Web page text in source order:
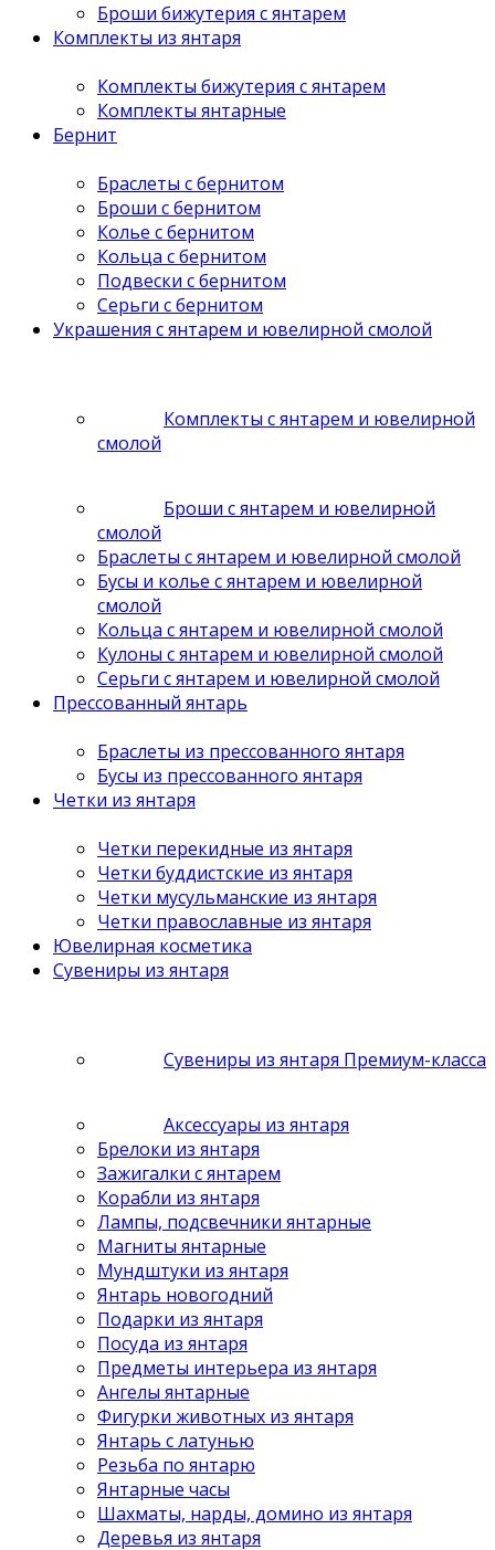
Броши бижутерия с янтарем
Комплекты из янтаря
Комплекты бижутерия с янтарем
Комплекты янтарные
Бернит
Браслеты с бернитом
Броши с бернитом
Колье с бернитом
Кольца с бернитом
Подвески с бернитом
Серьги с бернитом
Украшения с янтарем и ювелирной смолой
Комплекты с янтарем и ювелирной
смолой
Броши с янтарем и ювелирной
смолой
Браслеты с янтарем и ювелирной смолой
Бусы и колье с янтарем и ювелирной
смолой
Кольца с янтарем и ювелирной смолой
Кулоны с янтарем и ювелирной смолой
Серьги с янтарем и ювелирной смолой
Прессованный янтарь
Браслеты из прессованного янтаря
Бусы из прессованного янтаря
Четки из янтаря
Четки перекидные из янтаря
Четки буддистские из янтаря
Четки мусульманские из янтаря
Четки православные из янтаря
Ювелирная косметика
Сувениры из янтаря
Сувениры из янтаря Премиум-класса
Аксессуары из янтаря
Брелоки из янтаря
Зажигалки с янтарем
Корабли из янтаря
Лампы, подсвечники янтарные
Магниты янтарные
Мундштуки из янтаря
Янтарь новогодний
Подарки из янтаря
Посуда из янтаря
Предметы интерьера из янтаря
Ангелы янтарные
Фигурки животных из янтаря
Янтарь с латунью
Резьба по янтарю
Янтарные часы
Шахматы, нарды, домино из янтаря
Деревья из янтаря